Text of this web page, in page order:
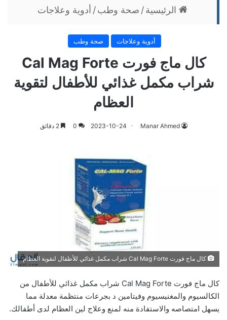
الرئيسية / صحة وطب / أدوية وعلاجات
أدوية وعلاجات صحة وطب
كال ماج فورت Cal Mag Forte
شراب مكمل غذائي للأطفال لتقوية
العظام
Manar Ahmed
2023-10-24
0 2 دقائق
كال ماج فورت Cal Mag Forte شراب مكمل غذائي للأطفال لتقوية العظام
كال ماج فورت Cal Mag Forte شراب مكمل غذائي للأطفال من
الكالسيوم والمغنيسيوم وفيتامين د بجرعات منتظمة معدلة مما
يسهل امتصاصه والاستفادة منه لمنع وعلاج لين العظام لدى أطفالك.